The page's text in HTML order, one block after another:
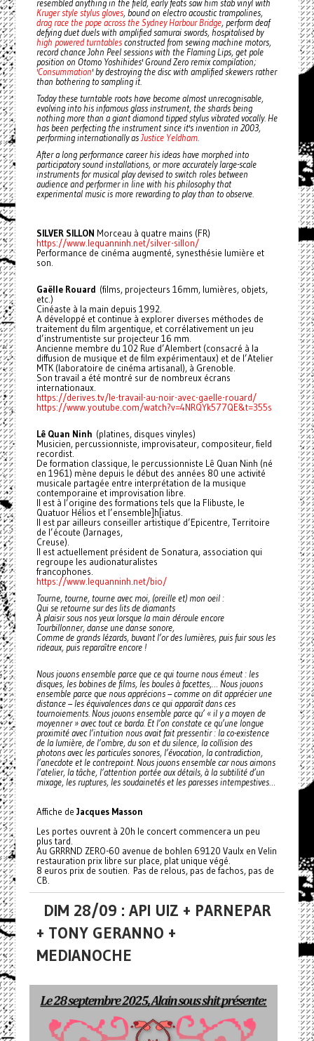
resembled anything in the field, early feats saw him stab vinyl with
Kruger style stylus gloves, bound on electro acoustic trampolines,
drag race the pope across the Sydney Harbour Bridge, perform deaf
defying duet duels with amplified samurai swords, hospitalised by
high powered turntablesconstructed from sewing machine motors,
record chance John Peel sessions with the Flaming Lips, get pole
position on Otomo Yoshihides' Ground Zero remix compilation;
'Consummation' by destroying the disc with amplified skewers rather
than bothering to sampling it.
Today these turntable roots have become almost unrecognisable,
evolving into his infamous glass instrument, the shards being
nothing more than a giant diamond tipped stylus vibrated vocally. He
has been perfecting the instrument since it's invention in 2003,
performing internationally as Justice Yeldham.
After a long performance career his ideas have morphed into
participatory sound installations, or more accurately large-scale
instruments for musical play devised to switch roles between
audience and performer in line with his philosophy that
experimental music is more rewarding to play than to observe.
SILVER SILLON Morceau à quatre mains (FR)
https://www.lequanninh.net/silver-sillon/
Performance de cinéma augmenté, synesthésie lumière et
son.
Gaëlle Rouard (films, projecteurs 16mm, lumières, objets,
etc.)
Cinéaste à la main depuis 1992.
A développé et continue à explorer diverses méthodes de
traitement du film argentique, et corrélativement un jeu
d’instrumentiste sur projecteur 16 mm.
Ancienne membre du 102 Rue d’Alembert (consacré à la
diffusion de musique et de film expérimentaux) et de l’Atelier
MTK (laboratoire de cinéma artisanal), à Grenoble.
Son travail a été montré sur de nombreux écrans
internationaux.
https://derives.tv/le-travail-au-noir-avec-gaelle-rouard/
https://www.youtube.com/watch?v=4NRQYk577QE&t=355s
Lê Quan Ninh (platines, disques vinyles)
Musicien, percussionniste, improvisateur, compositeur, field
recordist.
De formation classique, le percussionniste Lê Quan Ninh (né
en 1961) mène depuis le début des années 80 une activité
musicale partagée entre interprétation de la musique
contemporaine et improvisation libre.
Il est à l’origine des formations tels que la Flibuste, le
Quatuor Hélios et l’ensemble]h[iatus.
Il est par ailleurs conseiller artistique d’Epicentre, Territoire
de l’écoute (Jarnages,
Creuse).
Il est actuellement président de Sonatura, association qui
regroupe les audionaturalistes
francophones.
https://www.lequanninh.net/bio/
Tourne, tourne, tourne avec moi, (oreille et) mon oeil :
Qui se retourne sur des lits de diamants
À plaisir sous nos yeux lorsque la main déroule encore
Tourbillonner, danse une danse sonore,
Comme de grands lézards, buvant l’or des lumières, puis fuir sous les
rideaux, puis reparaître encore !
Nous jouons ensemble parce que ce qui tourne nous émeut : les
disques, les bobines de films, les boules à facettes,… Nous jouons
ensemble parce que nous apprécions – comme on dit apprécier une
distance – les équivalences dans ce qui apparaît dans ces
tournoiements. Nous jouons ensemble parce qu’ « il y a moyen de
moyenner » avec tout ce barda. Et l’on constate ce qu’une longue
proximité avec l’intuition nous avait fait pressentir : la co-existence
de la lumière, de l’ombre, du son et du silence, la collision des
photons avec les particules sonores, l’évocation, la contradiction,
l’anecdote et le contrepoint. Nous jouons ensemble car nous aimons
l’atelier, la tâche, l’attention portée aux détails, à la subtilité d’un
mixage, les ruptures, les soudainetés et les paresses intempestives…
Affiche de Jacques Masson
Les portes ouvrent à 20h le concert commencera un peu
plus tard.
Au GRRRND ZERO-60 avenue de bohlen 69120 Vaulx en Velin
restauration prix libre sur place, plat unique végé.
8 euros prix de soutien. Pas de relous, pas de fachos, pas de
CB.
DIM 28/09 : API UIZ + PARNEPAR
+ TONY GERANNO +
MEDIANOCHE